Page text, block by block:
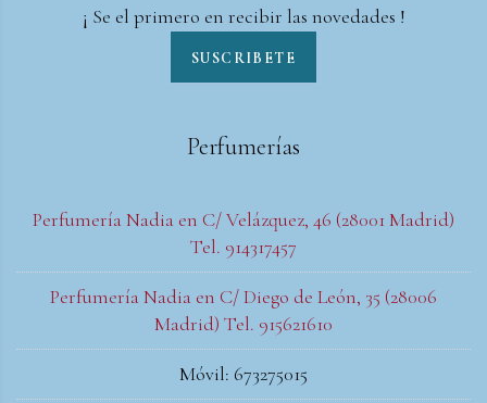
¡ Se el primero en recibir las novedades !
SUSCRIBETE
Perfumerías
Perfumería Nadia en C/ Velázquez, 46 (28001 Madrid)
Tel. 914317457
Perfumería Nadia en C/ Diego de León, 35 (28006
Madrid) Tel. 915621610
Móvil: 673275015